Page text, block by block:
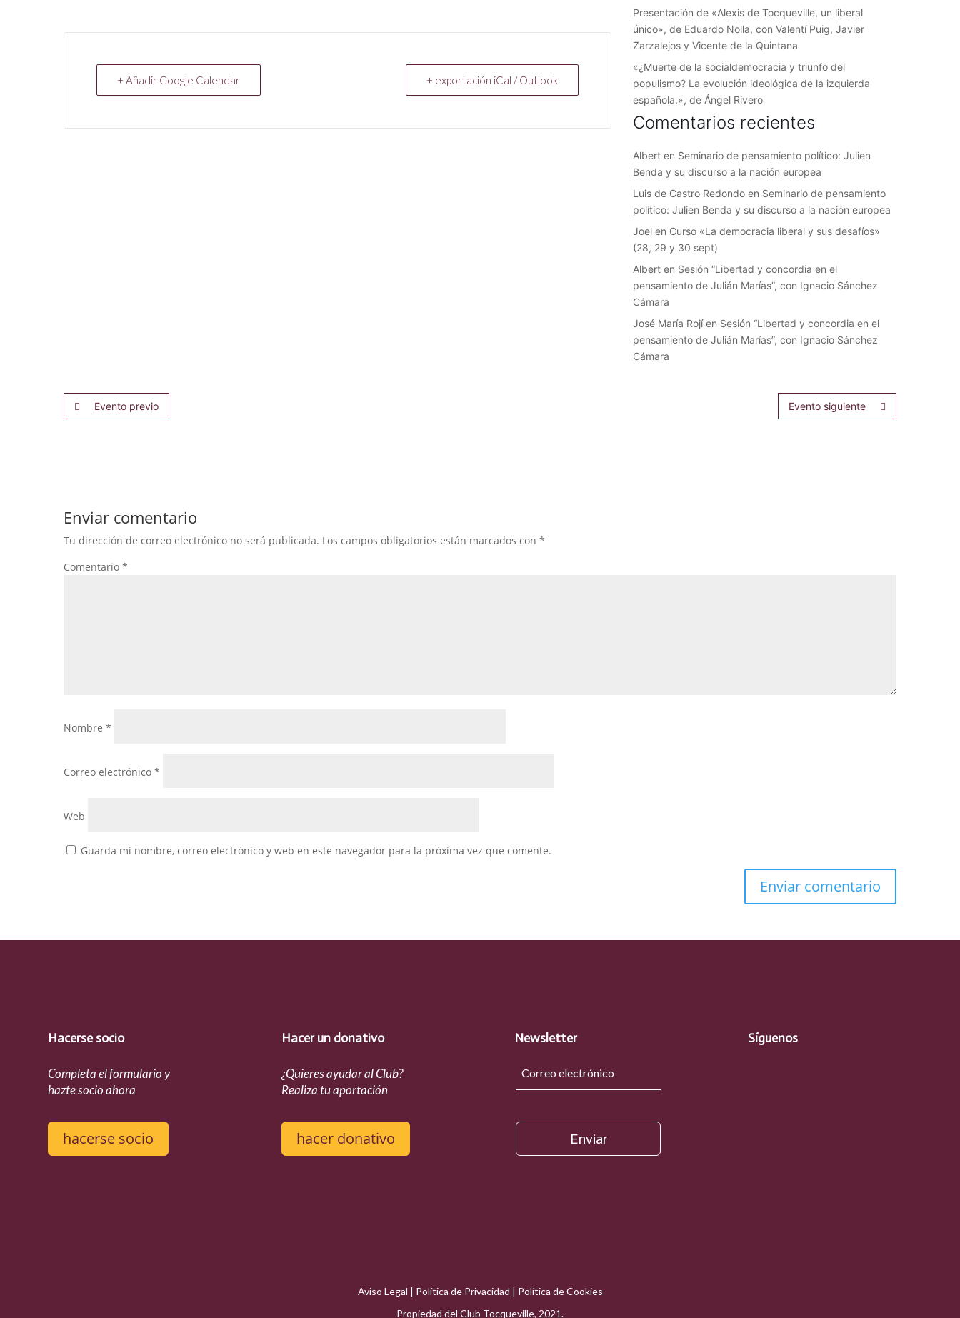
+ Añadir Google Calendar + exportación iCal / Outlook
Presentación de «Alexis de Tocqueville, un liberal
único», de Eduardo Nolla, con Valentí Puig, Javier
Zarzalejos y Vicente de la Quintana
«¿Muerte de la socialdemocracia y triunfo del
populismo? La evolución ideológica de la izquierda
española.», de Ángel Rivero
Comentarios recientes
Albert en Seminario de pensamiento político: Julien
Benda y su discurso a la nación europea
Luis de Castro Redondo en Seminario de pensamiento
político: Julien Benda y su discurso a la nación europea
Joel en Curso «La democracia liberal y sus desafíos»
(28, 29 y 30 sept)
Albert en Sesión “Libertad y concordia en el
pensamiento de Julián Marías”, con Ignacio Sánchez
Cámara
José María Rojíen Sesión “Libertad y concordia en el
pensamiento de Julián Marías”, con Ignacio Sánchez
Cámara
Evento previo Evento siguiente
Enviar comentario
Tu dirección de correo electrónico no será publicada. Los campos obligatorios están marcados con *
Comentario *
Nombre *
Correo electrónico *
Web
Guarda mi nombre, correo electrónico y web en este navegador para la próxima vez que comente.
Hacerse socio
Completa el formulario y
hazte socio ahora
hacerse socio
Hacer un donativo
¿Quieres ayudar al Club?
Realiza tu aportación
hacer donativo
Newsletter
Enviar
Síguenos
Aviso Legal | Política de Privacidad | Política de Cookies
Propiedad del Club Tocqueville, 2021.